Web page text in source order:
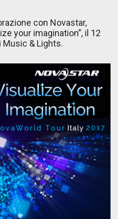
con Novastar,
your imagination”, il 12
& Lights.